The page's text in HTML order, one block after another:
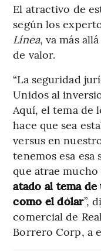
El atractivo de
según los
Línea, va más
de valor.
“La seguridad
Unidos al
Aquí, el tema de
hace que sea
versus en
tenemos esa esa
que atrae
atado al tema
como el dólar”,
comercial de
Borrero Corp, a